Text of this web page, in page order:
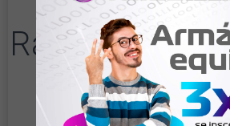
Razones para